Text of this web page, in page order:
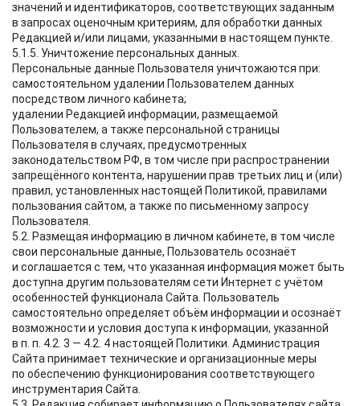
значений и идентификаторов, соответствующих заданным
в запросах оценочным критериям, для обработки данных
Редакцией и/или лицами, указанными в настоящем пункте.
5.1.5. Уничтожение персональных данных.
Персональные данные Пользователя уничтожаются при:
самостоятельном удалении Пользователем данных
посредством личного кабинета;
удалении Редакцией информации, размещаемой
Пользователем, а также персональной страницы
Пользователя в случаях, предусмотренных
законодательством РФ, в том числе при распространении
запрещённого контента, нарушении прав третьих лиц и (или)
правил, установленных настоящей Политикой, правилами
пользования сайтом, а также по письменному запросу
Пользователя.
5.2. Размещая информацию в личном кабинете, в том числе
свои персональные данные, Пользователь осознаёт
и соглашается с тем, что указанная информация может быть
доступна другим пользователям сети Интернет с учётом
особенностей функционала Сайта. Пользователь
самостоятельно определяет объём информации и осознаёт
возможности и условия доступа к информации, указанной
в п. п. 4.2. 3 — 4.2. 4 настоящей Политики. Администрация
Сайта принимает технические и организационные меры
по обеспечению функционирования соответствующего
инструментария Сайта.